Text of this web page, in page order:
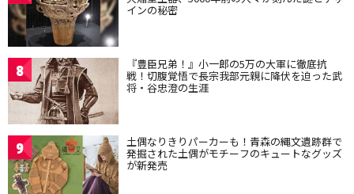
インの秘密
8 『豊臣兄弟！』小一郎の5万の大軍に徹底抗
戦！切腹覚悟で長宗我部元親に降伏を迫った武
将・谷忠澄の生涯
9 土偶なりきりパーカーも！青森の縄文遺跡群で
発掘された土偶がモチーフのキュートなグッズ
が新発売